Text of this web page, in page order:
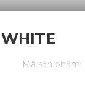
Mã sản phẩm: